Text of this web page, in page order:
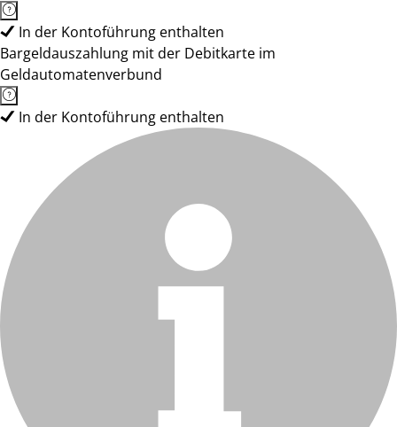
In der Kontoführung enthalten
Bargeldauszahlung mit der Debitkarte im
Geldautomatenverbund
In der Kontoführung enthalten